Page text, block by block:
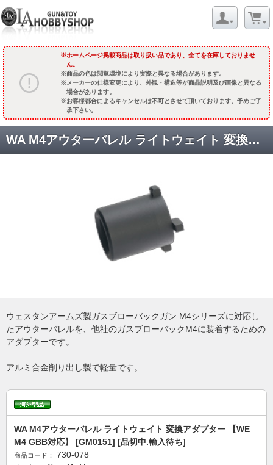
ホームページ掲載商品は取り扱い品であり、全てを在庫しておりませ
ん。
商品の色は閲覧環境により実際と異なる場合があります。
メーカーの仕様変更により、外観・構造等が商品説明及び画像と異なる
場合があります。
お客様都合によるキャンセルは不可とさせて頂いております。予めご了
承下さい。
WA M4アウターバレル ライトウェイト 変換アダプター 【WE M4 GBB対応】 [GM0151] [品切中.輸入待ち]
ウェスタンアームズ製ガスブローバックガン M4シリーズに対応し
たアウターバレルを、他社のガスブローバックM4に装着するための
アダプターです。
アルミ合金削り出し製で軽量です。
WA M4アウターバレル ライトウェイト 変換アダプター 【WE
M4 GBB対応】 [GM0151] [品切中.輸入待ち]
商品コード： 730-078